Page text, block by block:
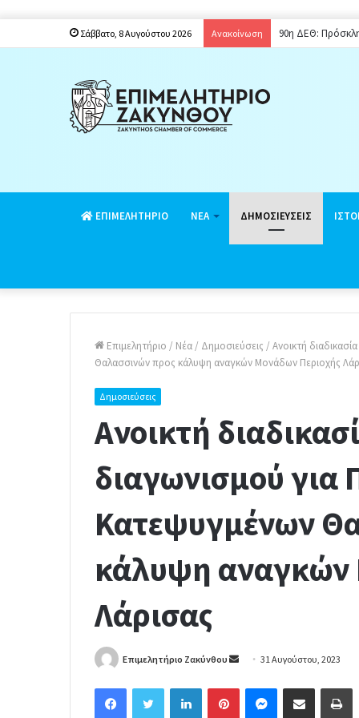
Σάββατο, 8 Αυγούστου 2026 Ανακοίνωση 90η ΔΕΘ:
EΠΙΜΕΛΗΤΗΡΙΟ ΝΕΑ ΔΗΜΟΣΙΕΥΣΕΙΣ
Επιμελητήριο / Νέα / Δημοσιεύσεις / Aνοικτή
Θαλασσινών προς κάλυψη αναγκών Μονάδων Περιοχής
Δημοσιεύσεις
Aνοικτή
διαγωνισμού για
Κατεψυγμένων
κάλυψη αναγκών
Λάρισας
Επιμελητήριο Ζακύνθου 31 Αυγούστου, 2023